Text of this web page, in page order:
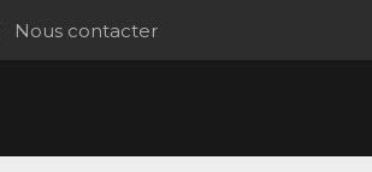
Nous contacter